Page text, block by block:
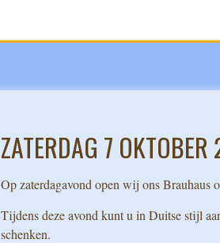
ZATERDAG 7
Op zaterdagavond open wij ons Brauhaus
Tijdens deze avond kunt u in Duitse stijl
schenken.